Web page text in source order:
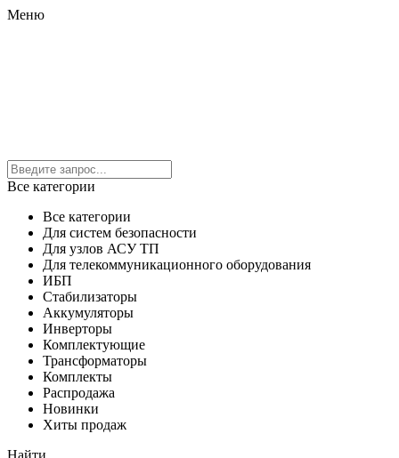
Меню
Все категории
Все категории
Для систем безопасности
Для узлов АСУ ТП
Для телекоммуникационного оборудования
ИБП
Стабилизаторы
Аккумуляторы
Инверторы
Комплектующие
Трансформаторы
Комплекты
Распродажа
Новинки
Хиты продаж
Найти